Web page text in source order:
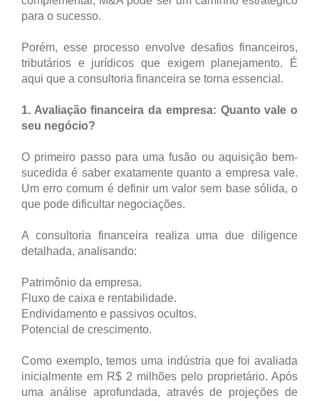
para o sucesso.
Porém, esse processo envolve desafios financeiros,
tributários e jurídicos que exigem planejamento. É
aqui que a consultoria financeira se torna essencial.
1. Avaliação financeira da empresa: Quanto vale o
seu negócio?
O primeiro passo para uma fusão ou aquisição bem-
sucedida é saber exatamente quanto a empresa vale.
Um erro comum é definir um valor sem base sólida, o
que pode dificultar negociações.
A consultoria financeira realiza uma due diligence
detalhada, analisando:
Patrimônio da empresa.
Fluxo de caixa e rentabilidade.
Endividamento e passivos ocultos.
Potencial de crescimento.
Como exemplo, temos uma indústria que foi avaliada
inicialmente em R$ 2 milhões pelo proprietário. Após
uma análise aprofundada, através de projeções de